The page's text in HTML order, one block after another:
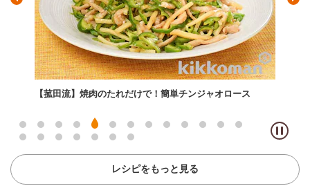
単チンジャオロース 【菰田流】焼肉のたれが決め手！絶品チャー
レシピをもっと見る